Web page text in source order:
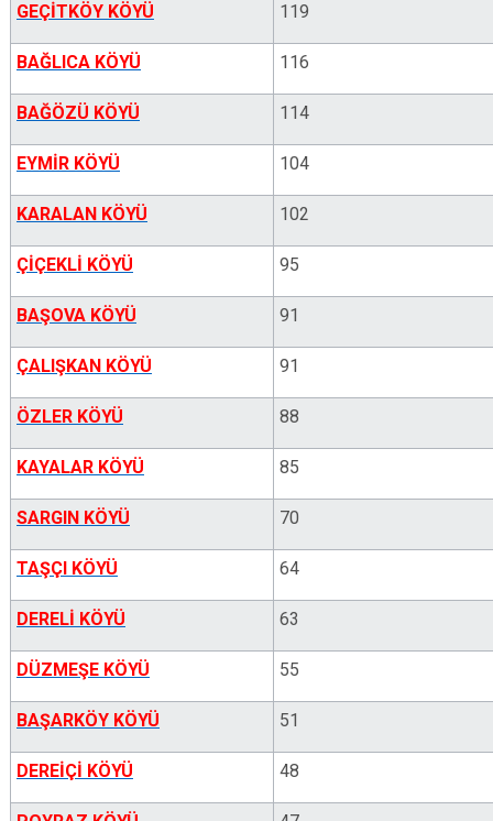
GEÇİTKÖY KÖYÜ 119
BAĞLICA KÖYÜ 116
BAĞÖZÜ KÖYÜ 114
EYMİR KÖYÜ 104
KARALAN KÖYÜ 102
ÇİÇEKLİ KÖYÜ 95
BAŞOVA KÖYÜ 91
ÇALIŞKAN KÖYÜ 91
ÖZLER KÖYÜ 88
KAYALAR KÖYÜ 85
SARGIN KÖYÜ 70
TAŞÇI KÖYÜ 64
DERELİ KÖYÜ 63
DÜZMEŞE KÖYÜ 55
BAŞARKÖY KÖYÜ 51
DEREİÇİ KÖYÜ 48